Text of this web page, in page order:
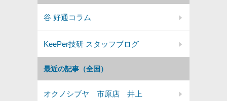
最近の記事（全国）
オクノシブヤ 市原店 井上
谷 好通コラム
KeePer技研 スタッフブログ